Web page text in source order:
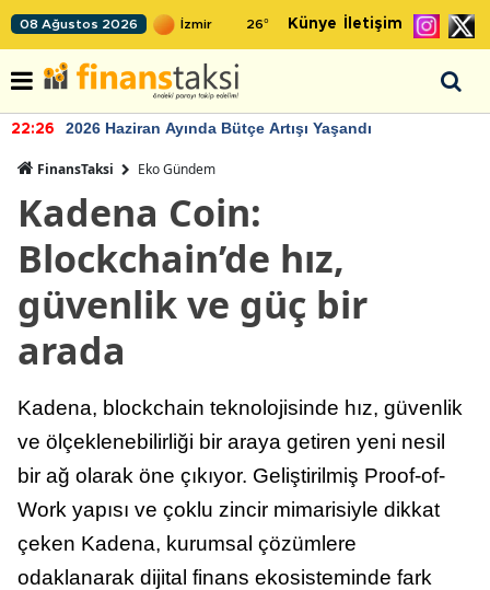
08 Ağustos 2026 26° Künye İletişim
22:26 2026 Haziran Ayında Bütçe Artışı Yaşandı
FinansTaksi Eko Gündem
Kadena Coin:
Blockchain’de hız,
güvenlik ve güç bir
arada
Kadena, blockchain teknolojisinde hız, güvenlik
ve ölçeklenebilirliği bir araya getiren yeni nesil
bir ağ olarak öne çıkıyor. Geliştirilmiş Proof-of-
Work yapısı ve çoklu zincir mimarisiyle dikkat
çeken Kadena, kurumsal çözümlere
odaklanarak dijital finans ekosisteminde fark